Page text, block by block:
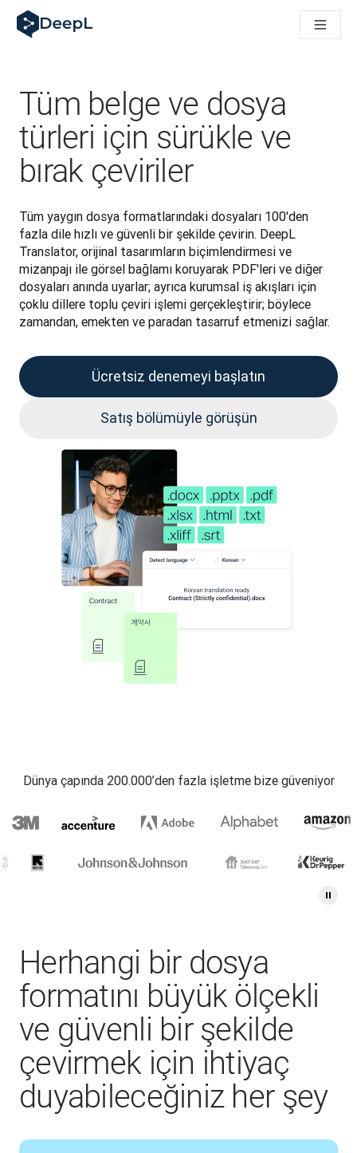
AI ajanları için DeepL
DeepL Translation Flow: Önemli kullanım senaryoları ve
Kurumsal Dil Yapay Zekasında Güvenin Şifresini Çözmek.
DeepL için Çeviri Kalite Değerlendirmesini Nasıl Geliştiriyoruz
Yüksek kaliteli metin çevirisinden gerçek zamanlı ses
Building an instantly accessible voice demo with DeepL
Tüm belge ve dosya
türleri için sürükle ve
bırak çeviriler
Tüm yaygın dosya formatlarındaki dosyaları 100'den
fazla dile hızlı ve güvenli bir şekilde çevirin. DeepL
Translator, orijinal tasarımların biçimlendirmesi ve
mizanpajı ile görsel bağlamı koruyarak PDF'leri ve diğer
dosyaları anında uyarlar; ayrıca kurumsal iş akışları için
çoklu dillere toplu çeviri işlemi gerçekleştirir; böylece
zamandan, emekten ve paradan tasarruf etmenizi sağlar.
Ücretsiz denemeyi başlatın
Satış bölümüyle görüşün
Dünya çapında 200.000’den fazla işletme bize güveniyor
Herhangi bir dosya
formatını büyük ölçekli
ve güvenli bir şekilde
çevirmek için ihtiyaç
duyabileceğiniz her şey